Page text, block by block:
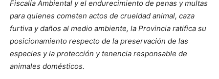
Fiscalía Ambiental y el endurecimiento de penas y multas
para quienes cometen actos de crueldad animal, caza
furtiva y daños al medio ambiente, la Provincia ratifica su
posicionamiento respecto de la preservación de las
especies y la protección y tenencia responsable de
animales domésticos.